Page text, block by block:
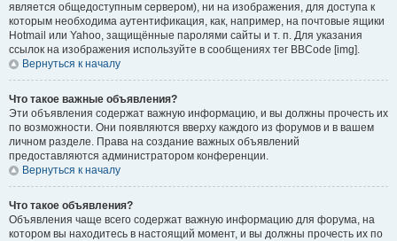
является общедоступным сервером), ни на изображения, для доступа к
которым необходима аутентификация, как, например, на почтовые ящики
Hotmail или Yahoo, защищённые паролями сайты и т. п. Для указания
ссылок на изображения используйте в сообщениях тег BBCode [img].
Вернуться к началу
Что такое важные объявления?
Эти объявления содержат важную информацию, и вы должны прочесть их
по возможности. Они появляются вверху каждого из форумов и в вашем
личном разделе. Права на создание важных объявлений
предоставляются администратором конференции.
Вернуться к началу
Что такое объявления?
Объявления чаще всего содержат важную информацию для форума, на
котором вы находитесь в настоящий момент, и вы должны прочесть их по